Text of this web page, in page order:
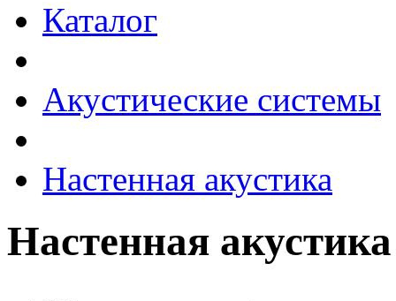
Каталог
Акустические системы
Настенная акустика
Настенная акустика